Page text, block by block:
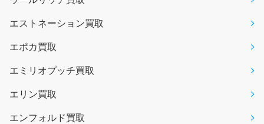
エストネーション買取
エポカ買取
エミリオプッチ買取
エリン買取
エンフォルド買取